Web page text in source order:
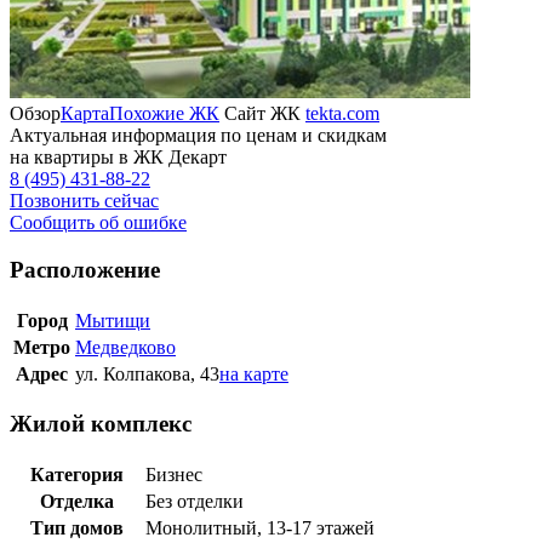
ОбзорКартаПохожие ЖК Сайт ЖК tekta.com
Актуальная информация по ценам и скидкам
на квартиры в ЖК Декарт
8 (495) 431-88-22
Позвонить сейчас
Сообщить об ошибке
Расположение
Город Мытищи
Метро Медведково
Адрес ул. Колпакова, 43на карте
Жилой комплекс
Категория
Бизнес
Отделка
Без отделки
Тип домов
Монолитный, 13-17 этажей